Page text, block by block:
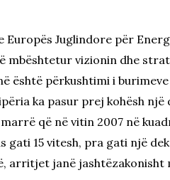
Juglindore për
mbështetur vizionin dhe
është përkushtimi i
ka pasur prej kohësh
që në vitin 2007 në
15 vitesh, pra gati një
arritjet janë jashtëzakonisht